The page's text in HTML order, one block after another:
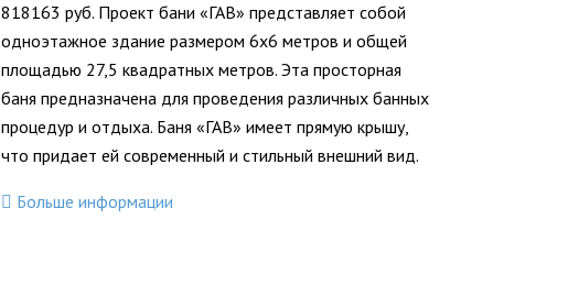
818163 руб. Проект бани «ГАВ» представляет собой
одноэтажное здание размером 6x6 метров и общей
площадью 27,5 квадратных метров. Эта просторная
баня предназначена для проведения различных банных
процедур и отдыха. Баня «ГАВ» имеет прямую крышу,
что придает ей современный и стильный внешний вид.
Больше информации